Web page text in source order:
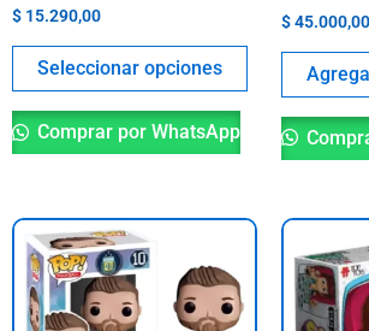
$ 15.290,00
Seleccionar opciones
product
Comprar por WhatsApp
$45.000,00